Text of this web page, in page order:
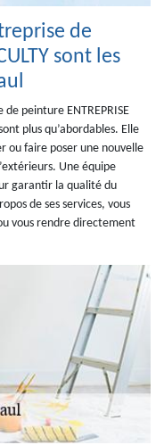
de
sont les
peinture ENTREPRISE
plus qu’abordables. Elle
ou faire poser une nouvelle
Une équipe
garantir la qualité du
de ses services, vous
vous rendre directement